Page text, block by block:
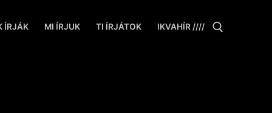
ÍRJÁK MI ÍRJUK TI ÍRJÁTOK IKVAHÍR ////